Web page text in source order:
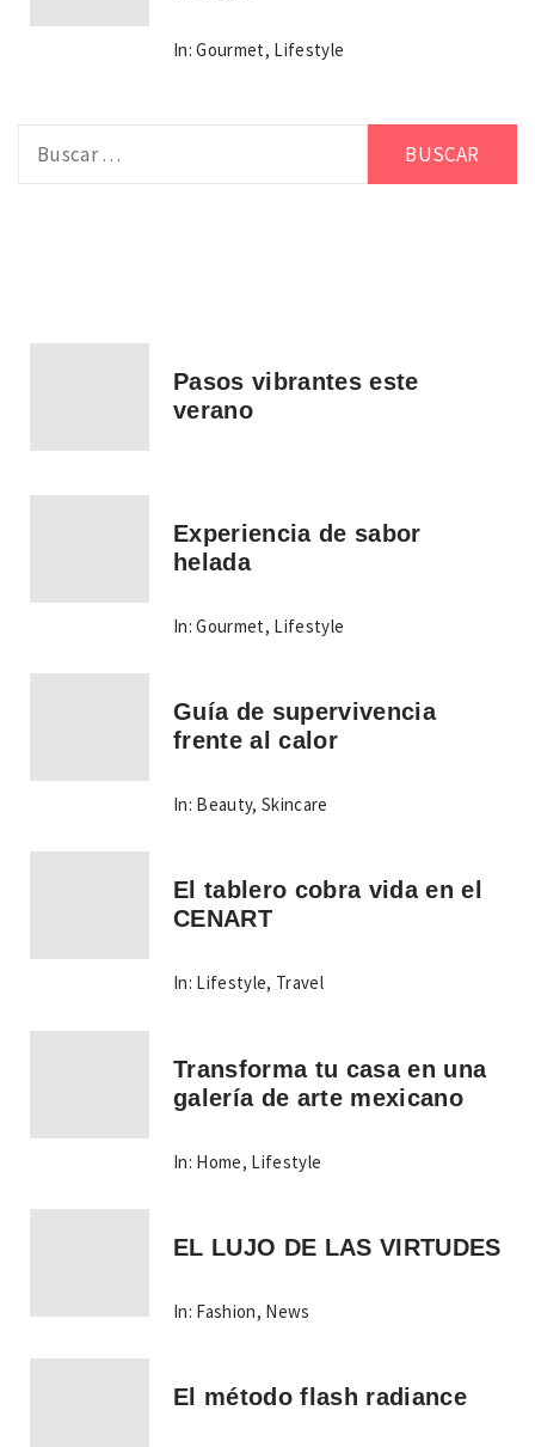
In: Gourmet, Lifestyle
Pasos vibrantes este
verano
Experiencia de sabor
helada
In: Gourmet, Lifestyle
Guía de supervivencia
frente al calor
In: Beauty,Skincare
El tablero cobra vida en el
CENART
In: Lifestyle, Travel
Transforma tu casa en una
galería de arte mexicano
In: Home, Lifestyle
EL LUJO DE LAS VIRTUDES
In: Fashion, News
El método flash radiance